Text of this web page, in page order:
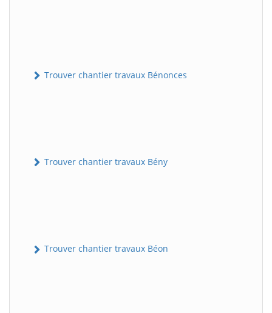
Trouver chantier travaux Bénonces
Trouver chantier travaux Bény
Trouver chantier travaux Béon